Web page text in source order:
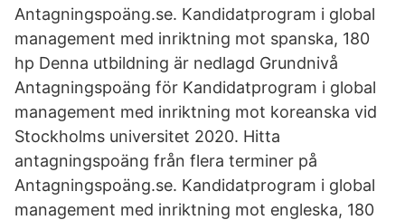
Antagningspoäng.se. Kandidatprogram i global
management med inriktning mot spanska, 180
hp Denna utbildning är nedlagd Grundnivå
Antagningspoäng för Kandidatprogram i global
management med inriktning mot koreanska vid
Stockholms universitet 2020. Hitta
antagningspoäng från flera terminer på
Antagningspoäng.se. Kandidatprogram i global
management med inriktning mot engleska, 180